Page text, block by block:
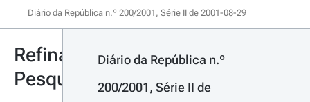
Diário da República n.º 200/2001, Série II de 2001-08-29
Refinar
Pesquisa
Diário da República n.º
200/2001, Série II de